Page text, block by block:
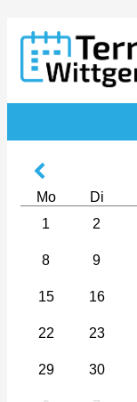
Mo Di
1
2
8 9
15 16
22 23
29 30